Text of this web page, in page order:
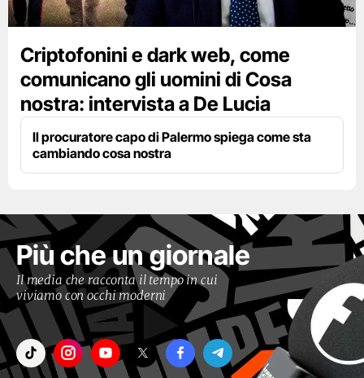
Criptofonini e dark web, come
comunicano gli uomini di Cosa
nostra: intervista a De Lucia
Il procuratore capo di Palermo spiega come sta
cambiando cosa nostra
Più che un giornale
Il media che racconta il tempo in cui
viviamo con occhi moderni